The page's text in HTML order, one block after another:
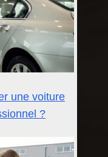
une voiture
?